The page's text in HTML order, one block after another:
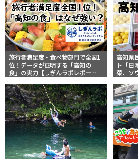
旅行者満足度・食べ物部門で全国1
位！データが証明する「高知の
食」の実力【しぎんラボレポー
高知県
ト「日
菜、ソ
説！